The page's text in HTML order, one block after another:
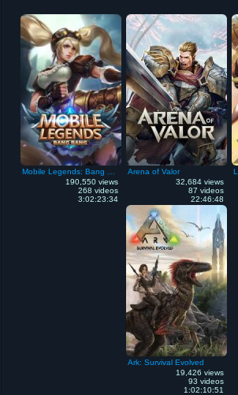
190,550 views
268 videos
3:02:23:34
Arena of Valor
32,684 views
87 videos
22:46:48
Ark: Survival Evolved
19,426 views
93 videos
1:02:10:51